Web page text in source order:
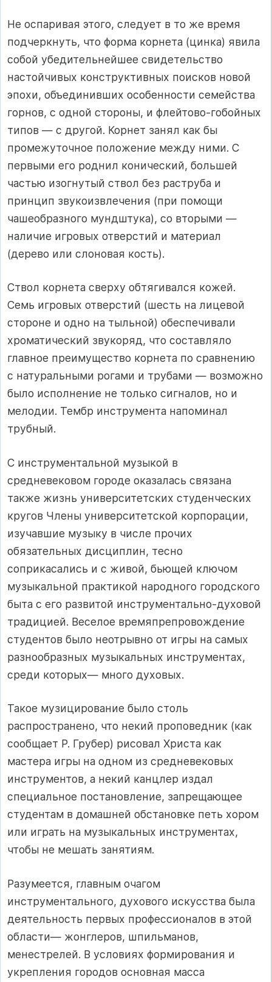
Не оспаривая этого, следует в то же время
подчеркнуть, что форма корнета (цинка) явила
собой убедительнейшее свидетельство
настойчивых конструктивных поисков новой
эпохи, объединивших особенности семейства
горнов, с одной стороны, и флейтово-гобойных
типов — с другой. Корнет занял как бы
промежуточное положение между ними. С
первыми его роднил конический, большей
частью изогнутый ствол без раструба и
принцип звукоизвлечения (при помощи
чашеобразного мундштука), со вторыми —
наличие игровых отверстий и материал
(дерево или слоновая кость).
Ствол корнета сверху обтягивался кожей.
Семь игровых отверстий (шесть на лицевой
стороне и одно на тыльной) обеспечивали
хроматический звукоряд, что составляло
главное преимущество корнета по сравнению
с натуральными рогами и трубами — возможно
было исполнение не только сигналов, но и
мелодии. Тембр инструмента напоминал
трубный.
С инструментальной музыкой в
средневековом городе оказалась связана
также жизнь университетских студенческих
кругов Члены университетской корпорации,
изучавшие музыку в числе прочих
обязательных дисциплин, тесно
соприкасались и с живой, бьющей ключом
музыкальной практикой народного городского
быта с его развитой инструментально-духовой
традицией. Веселое времяпрепровождение
студентов было неотрывно от игры на самых
разнообразных музыкальных инструментах,
среди которых— много духовых.
Такое музицирование было столь
распространено, что некий проповедник (как
сообщает Р. Грубер) рисовал Христа как
мастера игры на одном из средневековых
инструментов, а некий канцлер издал
специальное постановление, запрещающее
студентам в домашней обстановке петь хором
или играть на музыкальных инструментах,
чтобы не мешать занятиям.
Разумеется, главным очагом
инструментального, духового искусства была
деятельность первых профессионалов в этой
области— жонглеров, шпильманов,
менестрелей. В условиях формирования и
укрепления городов основная масса